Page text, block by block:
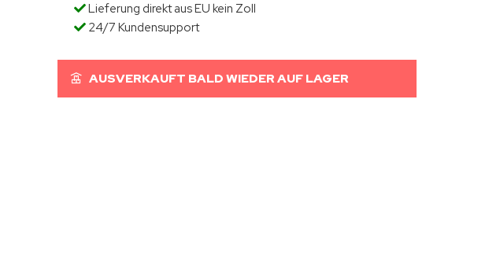
Lieferung direkt aus EU kein Zoll
24/7 Kundensupport
AUSVERKAUFT BALD WIEDER AUF LAGER